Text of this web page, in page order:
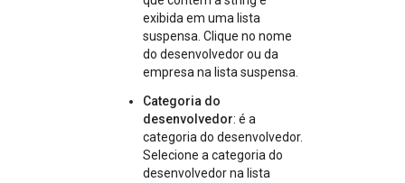
exibida em uma lista
suspensa. Clique no nome
do desenvolvedor ou da
empresa na lista suspensa.
Categoria do
desenvolvedor: é a
categoria do desenvolvedor.
Selecione a categoria do
desenvolvedor na lista